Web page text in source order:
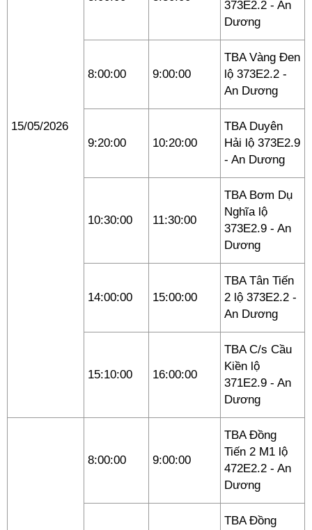
15/05/2026
373E2.2 - An
Dương
8:00:00 9:00:00
TBA Vàng Đen
lộ 373E2.2 -
An Dương
9:20:00 10:20:00
TBA Duyên
Hải lộ 373E2.9
- An Dương
10:30:00 11:30:00
TBA Bơm Dụ
Nghĩa lộ
373E2.9 - An
Dương
14:00:00 15:00:00
TBA Tân Tiến
2 lộ 373E2.2 -
An Dương
15:10:00 16:00:00
TBA C/s Cầu
Kiền lộ
371E2.9 - An
Dương
8:00:00 9:00:00
TBA Đồng
Tiến 2 M1 lộ
472E2.2 - An
Dương
TBA Đồng